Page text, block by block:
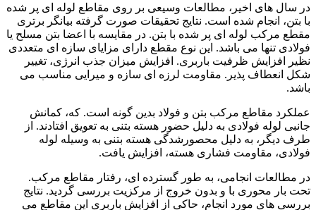
در سال های اخیر، مطالعات وسیعی بر روی مقاطع لوله ای پر شده
با بتن، انجام شده است. نتایج تحقیقات صورت گرفته بیانگر برتری
مقطع مرکب لوله ای پر شده با بتن. در مقایسه با اعضا بتن مسلح یا
فولادی تنها می باشد. این نوع مقطع دارای مزایای سازه ای متعددی
نظیر افزایش ظرفیت باربری. افزایش میزان جذب انرژی، تغییر
شکل انعطاف پذیر. مقاومت لرزه ای سازه و میرایی مناسب می
باشد.
عملکرد مقاطع مرکب بتن و فولاد بدین گونه است. که، کمانش
جانبی لوله فولادی به دلیل حضور هسته بتنی به تعویق افتادند. از
طرف دیگر، به دلیل محصورشدگی هسته بتنی به وسیله لوله
فولادی، مقاومت فشاری هسته، افزایش یافت.
در مطالعات انجامی، به طور گسترده ای، رفتار مقاطع مرکب.
تحت بار محوری با و بدون خروج از مرکزیت بررسی گردید. نتایج
بررسی های مورد انجام، حاکی از افزایش باربری این مقاطع می